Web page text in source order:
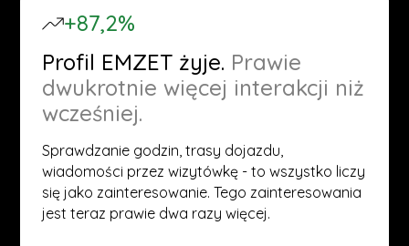
+87,2%
Profil EMZET żyje. Prawie
dwukrotnie więcej interakcji niż
wcześniej.
Sprawdzanie godzin, trasy dojazdu,
wiadomości przez wizytówkę - to wszystko liczy
się jako zainteresowanie. Tego zainteresowania
jest teraz prawie dwa razy więcej.